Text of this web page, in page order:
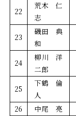
22
荒木 仁
志
23
磯田 典
和
24
柳川 洋
二郎
25
下鶴 倫
人
26 中尾 亮